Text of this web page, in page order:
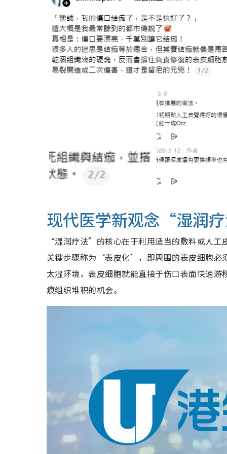
现代医学新观念“湿润
“湿润疗法”的核心在于利用适当的敷料或人
关键步骤称为‘表皮化’，即周围的表皮细胞必
太湿环境，表皮细胞就能直接于伤口表面快速
痕组织堆积的机会。